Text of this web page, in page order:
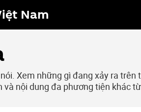
Nam
Xem những gì đang xảy ra
nội dung đa phương tiện khác